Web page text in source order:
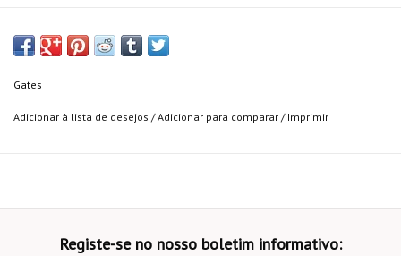
Gates
Adicionar à lista de desejos /Adicionar para comparar / Imprimir
Registe-se no nosso boletim informativo: